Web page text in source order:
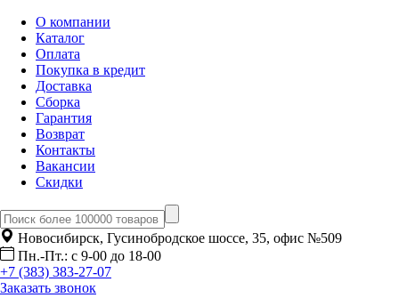
О компании
Каталог
Оплата
Покупка в кредит
Доставка
Сборка
Гарантия
Возврат
Контакты
Вакансии
Скидки
Новосибирск, Гусинобродское шоссе, 35, офис №509
Пн.-Пт.: с 9-00 до 18-00
+7 (383) 383-27-07
Заказать звонок